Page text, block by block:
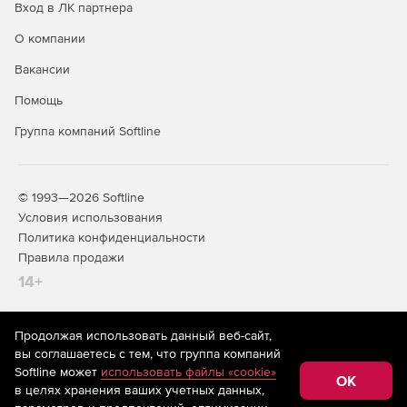
Командам, создающим высоконагруженные сетевые
обменивающихся данными по стандартизированным
ASN.1‑схемам.
Преимущества использования
Экономия времени: избавляет от необходимости
вручную писать код для кодирования и
Снижение количества ошибок: исключает
человеческий фактор при реализации ASN.1‑правил,
Повышение производительности: оптимизированный
код обеспечивает максимальную скорость обработки
Вход в ЛК партнера
О компании
Вакансии
Помощь
Группа компаний Softline
© 1993—2026 Softline
Условия использования
Политика конфиденциальности
Правила продажи
14+
На информационном ресурсе store.softline.ru применяются
рекомендательные технологии(информационные технологии
предоставления информации на основе сбора,
систематизации и анализа сведений, относящихся к
Продолжая использовать данный веб-сайт,
вы соглашаетесь с тем, что группа компаний
Softline может использовать файлы «cookie»
в целях хранения ваших учетных данных,
OK